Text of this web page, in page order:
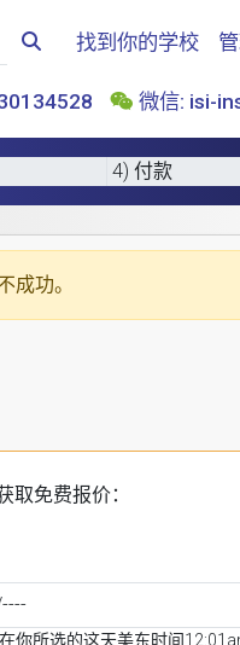
找到你的学校
微信: isi-
4) 付款
成功。
免费报价：
你所选的这天美东时间